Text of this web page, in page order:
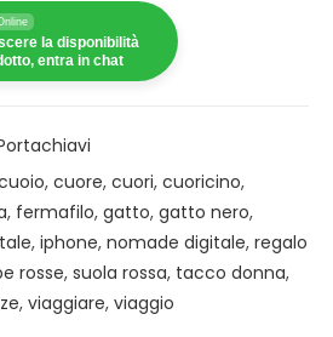
la disponibilità
entra in chat
, cuore, cuori, cuoricino,
, fermafilo, gatto, gatto nero,
, iphone, nomade digitale, regalo
rosse, suola rossa, tacco donna,
, viaggiare, viaggio